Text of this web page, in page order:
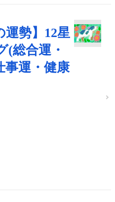
運勢】12星
(総合運・
事運・健康